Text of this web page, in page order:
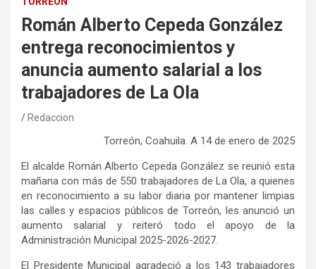
Román Alberto Cepeda González
entrega reconocimientos y
anuncia aumento salarial a los
trabajadores de La Ola
Redaccion
Torreón, Coahuila. A 14de enero de 2025
El alcalde Román Alberto Cepeda González se reunió esta
mañana con más de 550 trabajadores de La Ola, a quienes
en reconocimiento a su labor diaria por mantener limpias
las calles y espacios públicos de Torreón, les anunció un
aumento salarial y reiteró todo el apoyo
de la
Administración Municipal 2025-2026-2027.
E l Presidente Municipal agradeció a los 143 trabajadores